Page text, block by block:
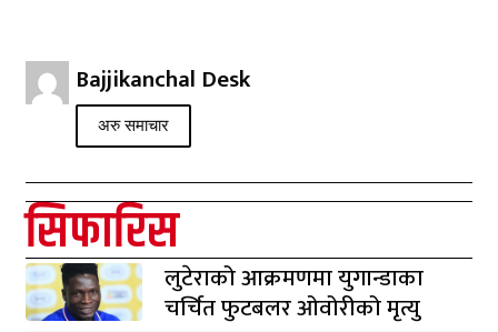
Bajjikanchal Desk
अरु समाचार
सिफारिस
लुटेराको आक्रमणमा युगान्डाका
चर्चित फुटबलर ओवोरीको मृत्यु